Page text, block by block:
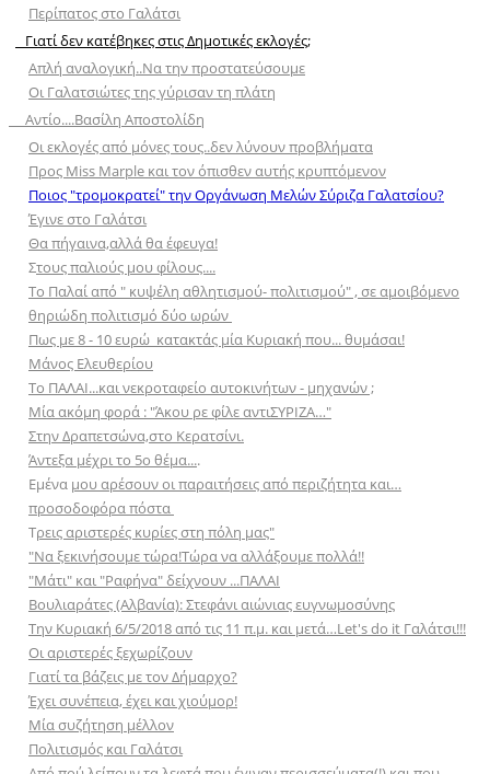
Περίπατος στο Γαλάτσι
Γιατί δεν κατέβηκες στις Δημοτικές εκλογές;
Απλή αναλογική..Να την προστατεύσουμε
Οι Γαλατσιώτες της γύρισαν τη πλάτη
Αντίο....Βασίλη Αποστολίδη
Oι εκλογές από μόνες τους..δεν λύνουν προβλήματα
Προς Miss Μarple και τον όπισθεν αυτής κρυπτόμενον
Ποιος "τρομοκρατεί" την Οργάνωση Μελών Σύριζα Γαλατσίου?
Έγινε στο Γαλάτσι
Θα πήγαινα,αλλά θα έφευγα!
Στους παλιούς μου φίλους....
To Παλαί από " κυψέλη αθλητισμού- πολιτισμού" , σε αμοιβόμενο
θηριώδη πολιτισμό δύο ωρών
Πως με 8 - 10 ευρώ κατακτάς μία Κυριακή που... θυμάσαι!
Μάνος Ελευθερίου
Το ΠΑΛΑΙ...και νεκροταφείο αυτοκινήτων - μηχανών ;
Μία ακόμη φορά : "Άκου ρε φίλε αντιΣΥΡΙΖA…"
Στην Δραπετσώνα,στο Κερατσίνι.
Άντεξα μέχρι το 5ο θέμα....
Εμένα μου αρέσουν οι παραιτήσεις από περιζήτητα και…
προσοδοφόρα πόστα
Τρεις αριστερές κυρίες στη πόλη μας"
"Να ξεκινήσουμε τώρα!Τώρα να αλλάξουμε πολλά!!
"Mάτι" και "Ραφήνα" δείχνουν ...ΠΑΛΑΙ
Βουλιαράτες (Αλβανία): Στεφάνι αιώνιας ευγνωμοσύνης
Την Κυριακή 6/5/2018 από τις 11 π.μ. και μετά…Let's do it Γαλάτσι!!!
Oι αριστερές ξεχωρίζουν
Γιατί τα βάζεις με τον Δήμαρχο?
Έχει συνέπεια, έχει και χιούμορ!
Mία συζήτηση μέλλον
Πολιτισμός και Γαλάτσι